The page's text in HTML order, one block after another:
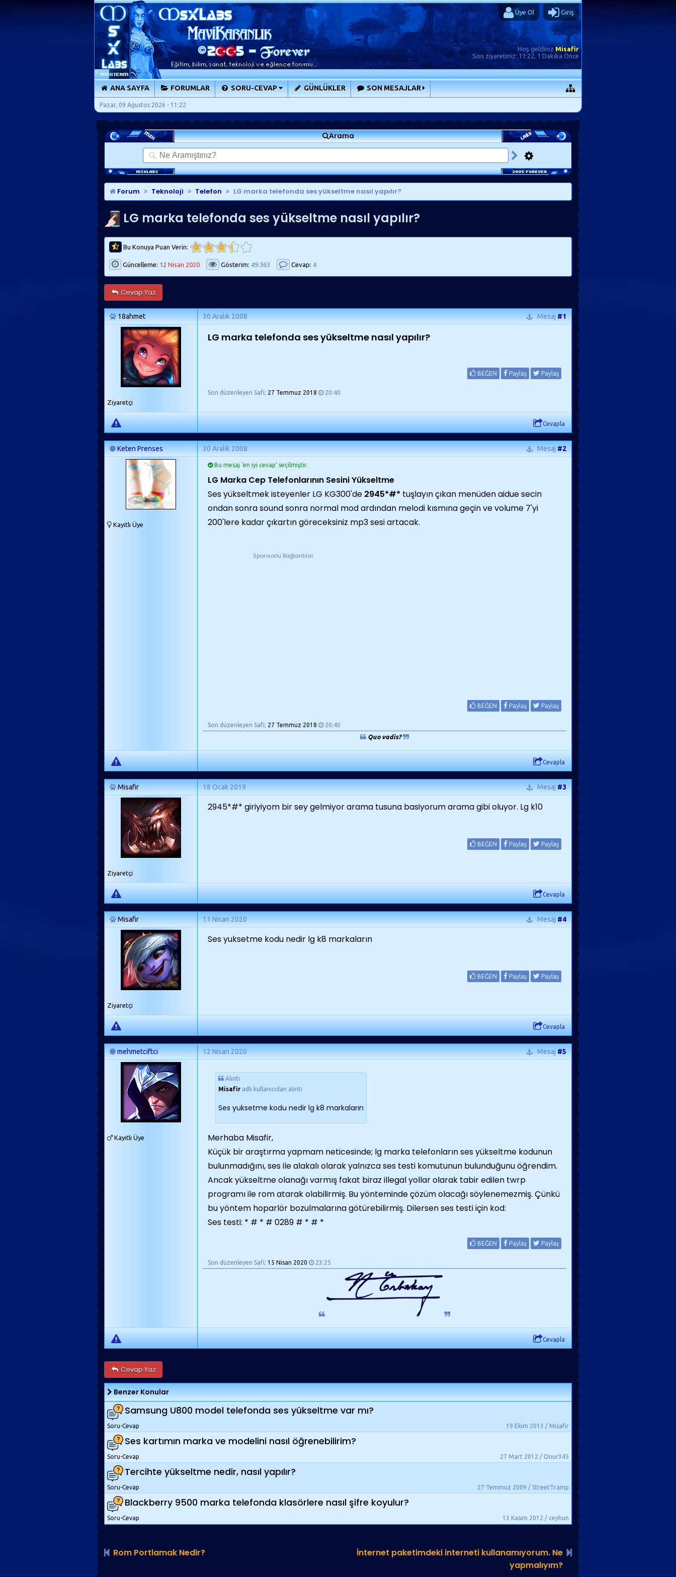
Üye Ol Giriş
Hoş geldiniz Misafir
Son ziyaretiniz:11:22, 1 Dakika Önce
ANA SAYFA FORUMLAR SORU-CEVAP GÜNLÜKLER SON MESAJLAR
Pazar, 09 Ağustos 2026 - 11:22
Arama
Forum Teknoloji Telefon LG marka telefonda ses yükseltme nasıl yapılır?
LG marka telefonda ses yükseltme nasıl yapılır?
Bu Konuya Puan Verin:
Güncelleme: 12 Nisan 2020 Gösterim: 49.363 Cevap: 4
Cevap Yaz
18ahmet 30 Aralık 2008 Mesaj#1
Ziyaretçi
LG marka telefonda ses yükseltme nasıl yapılır?
BEĞEN Paylaş Paylaş
Son düzenleyen Safi; 27 Temmuz 2018 20:40
Cevapla
Keten Prenses 30 Aralık 2008 Mesaj#2
Kayıtlı Üye
Bu mesaj 'en iyi cevap' seçilmiştir.
LG Marka Cep Telefonlarının Sesini Yükseltme
Ses yükseltmek isteyenler LG KG300'de 2945*#* tuşlayın çıkan menüden aidue secin
ondan sonra sound sonra normal mod ardından melodi kısmına geçin ve volume 7'yi
200'lere kadar çıkartın göreceksiniz mp3 sesi artacak.
Sponsorlu Bağlantılar
BEĞEN Paylaş Paylaş
Son düzenleyen Safi; 27 Temmuz 2018 20:40
Quo vadis?
Cevapla
Misafir 18 Ocak 2019 Mesaj#3
Ziyaretçi
2945*#* giriyiyom bir sey gelmiyor arama tusuna basiyorum arama gibi oluyor. Lg k10
BEĞEN Paylaş Paylaş
Cevapla
Misafir 11 Nisan 2020 Mesaj#4
Ziyaretçi
Ses yuksetme kodu nedir lg k8 markaların
BEĞEN Paylaş Paylaş
Cevapla
mehmetciftci 12 Nisan 2020 Mesaj#5
Kayıtlı Üye
Alıntı
Misafir adlı kullanıcıdan alıntı
Ses yuksetme kodu nedir lg k8 markaların
Merhaba Misafir,
Küçük bir araştırma yapmam neticesinde; lg marka telefonların ses yükseltme kodunun
bulunmadığını, ses ile alakalı olarak yalnızca ses testi komutunun bulunduğunu öğrendim.
Ancak yükseltme olanağı varmış fakat biraz illegal yollar olarak tabir edilen twrp
programı ile rom atarak olabilirmiş. Bu yönteminde çözüm olacağı söylenemezmiş. Çünkü
bu yöntem hoparlör bozulmalarına götürebilirmiş. Dilersen ses testi için kod:
Ses testi: * # * # 0289 # * # *
BEĞEN Paylaş Paylaş
Son düzenleyen Safi; 15 Nisan 2020 23:25
Cevapla
Cevap Yaz
Benzer Konular
Samsung U800 model telefonda ses yükseltme var mı?
19 Ekim 2013 / Misafir
Soru-Cevap
Ses kartımın marka ve modelini nasıl öğrenebilirim?
27 Mart 2012 / Onur345
Soru-Cevap
Tercihte yükseltme nedir, nasıl yapılır?
27 Temmuz 2009 / StreetTramp
Soru-Cevap
Blackberry 9500 marka telefonda klasörlere nasıl şifre koyulur?
13 Kasım 2012 / ceyhun
Soru-Cevap
Rom Portlamak Nedir?
İnternet paketimdeki interneti kullanamıyorum. Ne
yapmalıyım?